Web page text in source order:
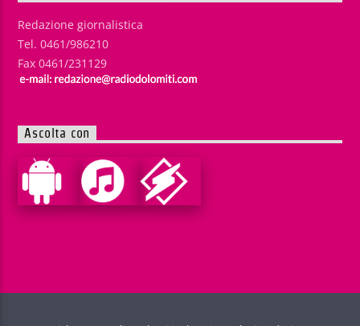
Redazione giornalistica
Tel. 0461/986210
Fax 0461/231129
Ascolta con